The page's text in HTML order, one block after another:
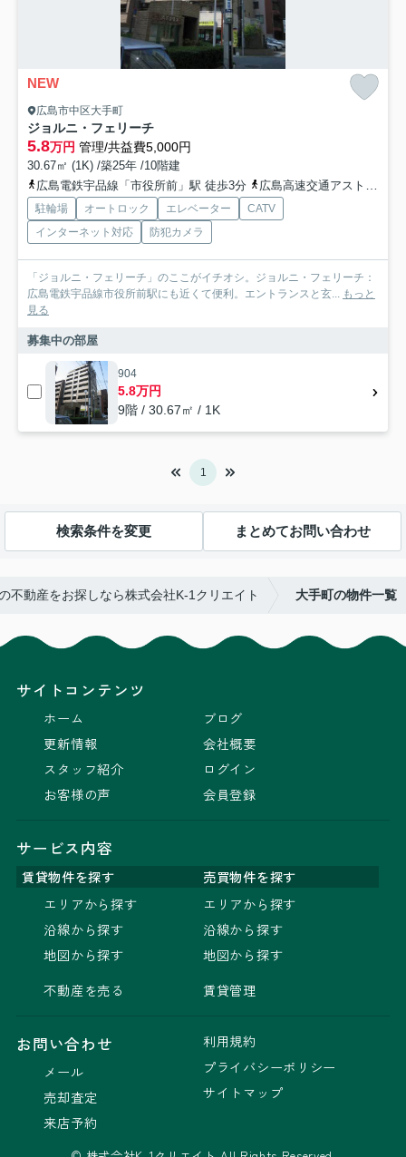
NEW
広島市中区大手町
ジョルニ・フェリーチ
5.8万円 管理/共益費5,000円
30.67㎡ (1K) /築25年 /10階建
広島電鉄宇品線「市役所前」駅 徒歩3分
広島高速交通アストラムライン「本通」駅 バス4分 広島電鉄「市役所前（広島市中区）」 停歩2分
駐輪場 オートロック エレベーター
CATV
インターネット対応
防犯カメラ
「ジョルニ・フェリーチ」のここがイチオシ。ジョルニ・フェリーチ：
広島電鉄宇品線市役所前駅にも近くて便利。エントランスと玄... もっと
見る
募集中の部屋
904
5.8万円
9階 / 30.67㎡ / 1K
1
検索条件を変更 まとめてお問い合わせ
不動産をお探しなら株式会社K-1クリエイト 大手町の物件一覧
サイトコンテンツ
ホーム
更新情報
スタッフ紹介
お客様の声
ブログ
会社概要
ログイン
会員登録
サービス内容
賃貸物件を探す
売買物件を探す
エリアから探す
沿線から探す
地図から探す
不動産を売る
エリアから探す
沿線から探す
地図から探す
賃貸管理
お問い合わせ
メール
売却査定
来店予約
利用規約
プライバシーポリシー
サイトマップ